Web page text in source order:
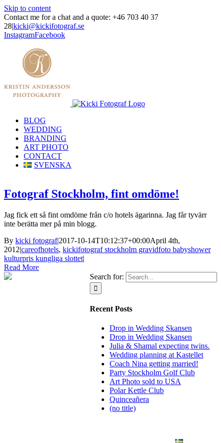
Skip to content
Contact me for a chat and a quote: +46 703 40 37
28|kicki@kickifotograf.se
InstagramFacebook
BLOG
WEDDING
BRANDING
ART PHOTO
CONTACT
SVENSKA
Fotograf Stockholm, fint omdöme!
Jag fick ett så fint omdöme från c/o hotels ägarinna. Jag får tyvärr
inte berätta mer på min blogg.
By kicki fotograf|2017-10-14T10:12:37+00:00April 4th,
2012|careofhotels, kickifotograf stockholm gravidfoto babyshower
kulturpris kungliga slottet|
Read More
Search for:
Recent Posts
Drop in Wedding Skansen
Drop in Wedding Skansen
Julia & Shamal expecting twins.
Wedding planning at Kastellet
Coach Nina getting married!
Party Stockholm Golf Club
Art Photo sold to USA
Polar Kettle Club
Quinceañera
(no title)